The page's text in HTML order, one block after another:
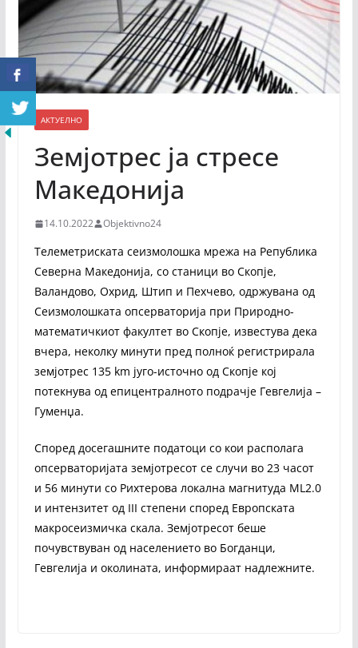
АКТУЕЛНО
Земјотрес ја стресе
Македонија
14.10.2022 Objektivno24
Телеметриската сеизмолошка мрежа на Република
Северна Македонија, со станици во Скопје,
Валандово, Охрид, Штип и Пехчево, одржувана од
Сеизмолошката опсерваторија при Природно-
математичкиот факултет во Скопје, известува дека
вчера, неколку минути пред полноќ регистрирала
земјотрес 135 km југо-источно од Скопје кој
потекнува од епицентралното подрачје Гевгелија –
Гуменџа.
Според досегашните податоци со кои располага
опсерваторијата земјотресот се случи во 23 часот
и 56 минути со Рихтерова локална магнитуда ML2.0
и интензитет од III степени според Европската
макросеизмичка скала. Земјотресот беше
почувствуван од населението во Богданци,
Гевгелија и околината, информираат надлежните.